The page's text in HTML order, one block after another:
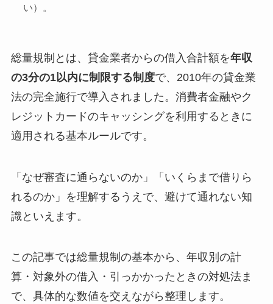
い）。
総量規制とは、貸金業者からの借入合計額を年収
の3分の1以内に制限する制度で、2010年の貸金業
法の完全施行で導入されました。消費者金融やク
レジットカードのキャッシングを利用するときに
適用される基本ルールです。
「なぜ審査に通らないのか」「いくらまで借りら
れるのか」を理解するうえで、避けて通れない知
識といえます。
この記事では総量規制の基本から、年収別の計
算・対象外の借入・引っかかったときの対処法ま
で、具体的な数値を交えながら整理します。